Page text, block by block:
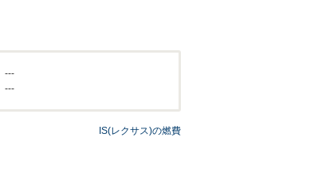
---
---
IS(レクサス)の燃費